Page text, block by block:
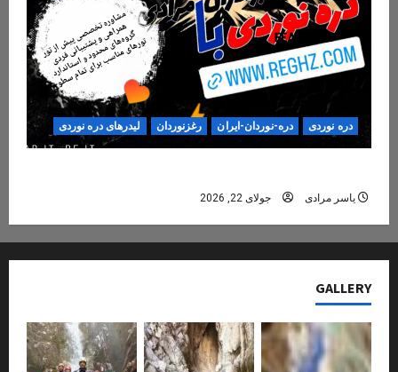
دره نوردی دره-نوردان-ایران رغزنوردان لیدرهای دره نوردی
یاسر مرادی جولای 22, 2026
GALLERY